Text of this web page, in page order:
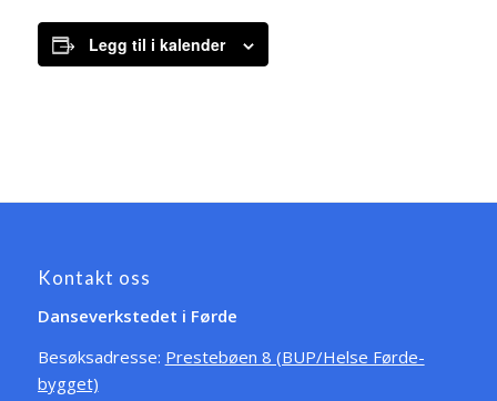
Legg til i kalender
Kontakt oss
Danseverkstedet i Førde
Besøksadresse: Prestebøen 8 (BUP/Helse Førde-
bygget)